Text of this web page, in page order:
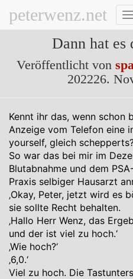
peterwenz.net
Dann hat es
Veröffentlicht von
202226.
Kennt ihr das, wenn schon
Anzeige vom Telefon eine
yourself, gleich
So war das bei mir im
Blutabnahme und dem
Praxis selbiger Hausarzt
‚Okay, Peter, jetzt wird es
sie sollte Recht behalten.
‚Hallo Herr Wenz, das
und der ist viel zu hoch.‘
‚Wie hoch?‘
‚6,0.‘
Viel zu hoch. Die